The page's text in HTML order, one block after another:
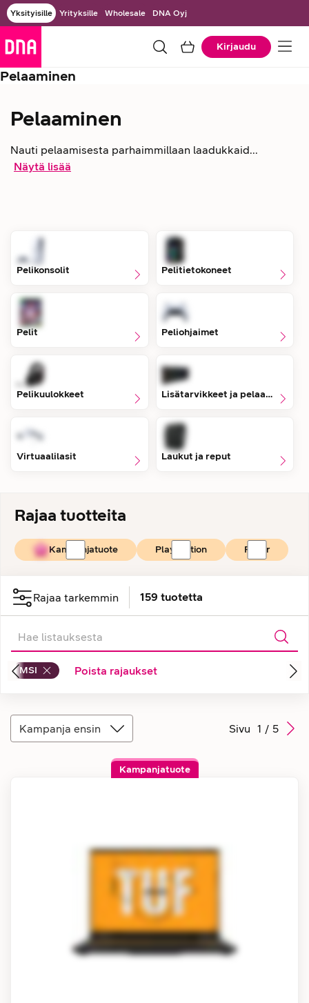
Yksityisille Yrityksille Wholesale DNA Oyj
Kirjaudu
Pelaaminen
Pelaaminen
Nauti pelaamisesta parhaimmillaan laadukkaid...
Näytä lisää
Pelikonsolit Pelitietokoneet
Pelit Peliohjaimet
Pelikuulokkeet Lisätarvikkeet ja pelaaminen
Virtuaalilasit Laukut ja reput
Rajaa tuotteita
Kampanjatuote PlayStation Razer
Rajaa tarkemmin 159 tuotetta
MSI Poista rajaukset
Kampanja ensin Sivu 1 / 5
Kampanjatuote